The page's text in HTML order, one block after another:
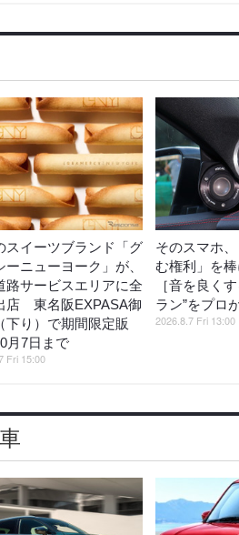
スイーツブランド「グ
ーニューヨーク」が、
路サービスエリアに全
店 東名阪EXPASA御
下り）で期間限定販
月7日まで
Fri 15:00
そのスマホ
む権利」を
［音を良く
ラン”をプロ
2026.8.7 Fri 13:00